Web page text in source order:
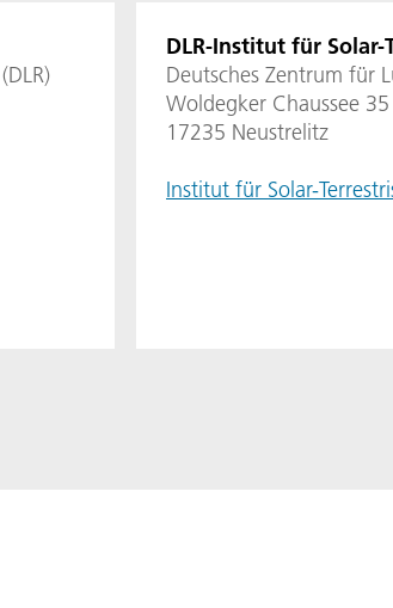
DLR-Institut für Solar-
Deutsches Zentrum für
Woldegker Chaussee 35
17235 Neustrelitz
Institut für Solar-